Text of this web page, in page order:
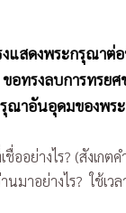
แสดงพระกรุณาต่
อทรงลบการทรย
ณาอันอุดมของพร
ออย่างไร? (สังเกต
มาอย่างไร? ใช้เว